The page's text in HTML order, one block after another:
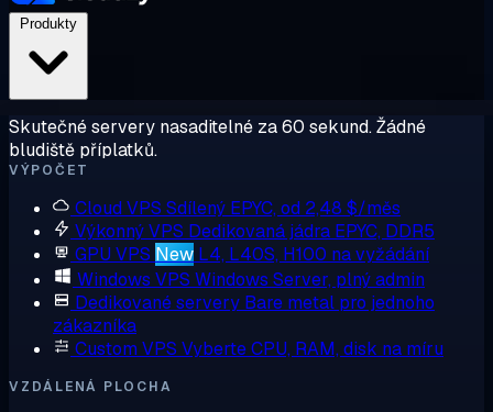
Skutečné servery nasaditelné za 60 sekund. Žádné
bludiště příplatků.
VÝPOČET
Cloud VPS Sdílený EPYC, od 2,48 $/měs
Výkonný VPS Dedikovaná jádra EPYC, DDR5
GPU VPS New L4, L40S, H100 na vyžádání
Windows VPS Windows Server, plný admin
Dedikované servery Bare metal pro jednoho
zákazníka
Custom VPS Vyberte CPU, RAM, disk na míru
VZDÁLENÁ PLOCHA